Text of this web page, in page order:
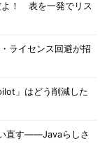
よ！ 表を一発でリス
ライセンス回避が招
」はどう削減した
直す――Javaらしさ